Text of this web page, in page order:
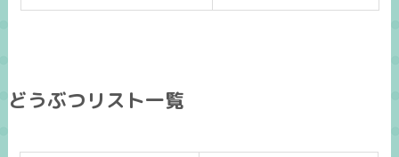
どうぶつリスト一覧